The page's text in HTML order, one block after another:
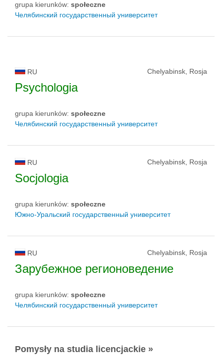
grupa kierunków: społeczne
Челябинский государственный университет
RU Chelyabinsk, Rosja
Psychologia
grupa kierunków: społeczne
Челябинский государственный университет
RU Chelyabinsk, Rosja
Socjologia
grupa kierunków: społeczne
Южно-Уральский государственный университет
RU Chelyabinsk, Rosja
Зарубежное регионоведение
grupa kierunków: społeczne
Челябинский государственный университет
Pomysły na studia licencjackie »